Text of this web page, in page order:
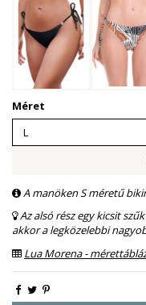
Méret
A manöken S méretű
Az alsó rész egy kicsit
akkor a legközelebbi
Lua Morena -